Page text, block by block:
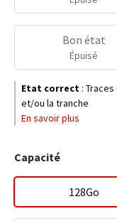
Bon état
Épuisé
Etat correct :
et/ou la tranche
En savoir plus
Capacité
128Go